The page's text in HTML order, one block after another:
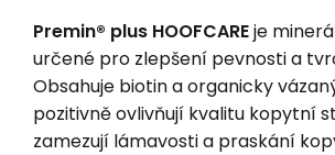
Premin® plus HOOFCAREje
určené pro zlepšení pevnosti a
Obsahuje biotin a organicky
pozitivně ovlivňují kvalitu kopytní
zamezují lámavosti a praskání